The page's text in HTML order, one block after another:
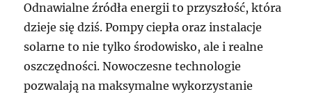
Odnawialne źródła energii to przyszłość, która
dzieje się dziś. Pompy ciepła oraz instalacje
solarne to nie tylko środowisko, ale i realne
oszczędności. Nowoczesne technologie
pozwalają na maksymalne wykorzystanie